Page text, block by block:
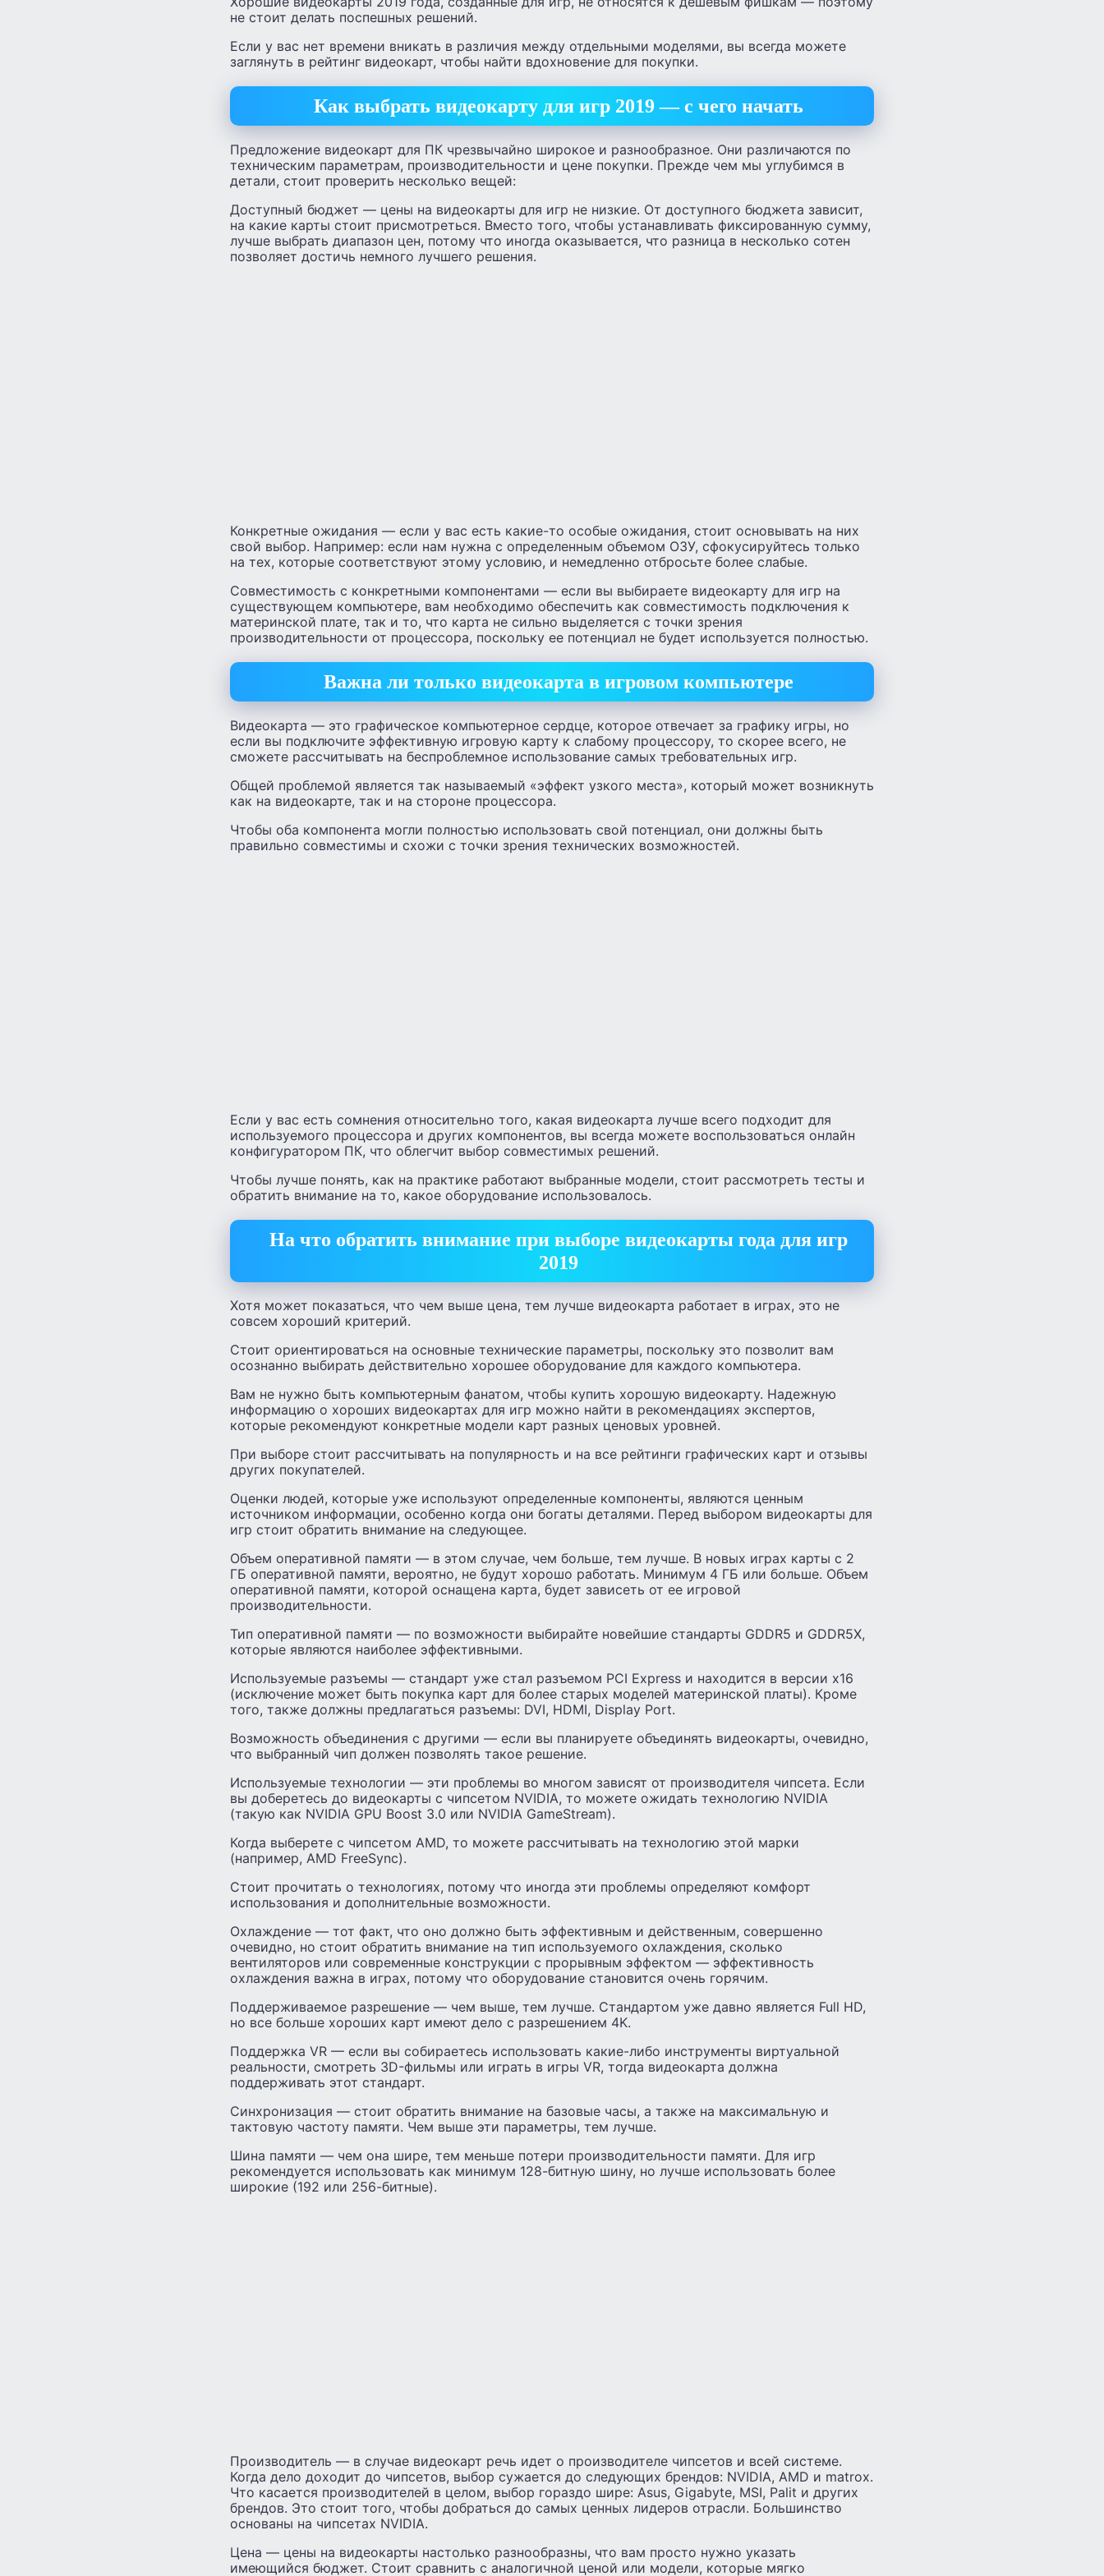
не стоит делать поспешных решений.
Если у вас нет времени вникать в различия между отдельными моделями, вы всегда можете
заглянуть в рейтинг видеокарт, чтобы найти вдохновение для покупки.
Как выбрать видеокарту для игр 2019 — с чего начать
Предложение видеокарт для ПК чрезвычайно широкое и разнообразное. Они различаются по
техническим параметрам, производительности и цене покупки. Прежде чем мы углубимся в
детали, стоит проверить несколько вещей:
Доступный бюджет — цены на видеокарты для игр не низкие. От доступного бюджета зависит,
на какие карты стоит присмотреться. Вместо того, чтобы устанавливать фиксированную сумму,
лучше выбрать диапазон цен, потому что иногда оказывается, что разница в несколько сотен
позволяет достичь немного лучшего решения.
Конкретные ожидания — если у вас есть какие-то особые ожидания, стоит основывать на них
свой выбор. Например: если нам нужна с определенным объемом ОЗУ, сфокусируйтесь только
на тех, которые соответствуют этому условию, и немедленно отбросьте более слабые.
Совместимость с конкретными компонентами — если вы выбираете видеокарту для игр на
существующем компьютере, вам необходимо обеспечить как совместимость подключения к
материнской плате, так и то, что карта не сильно выделяется с точки зрения
производительности от процессора, поскольку ее потенциал не будет используется полностью.
Важна ли только видеокарта в игровом компьютере
Видеокарта — это графическое компьютерное сердце, которое отвечает за графику игры, но
если вы подключите эффективную игровую карту к слабому процессору, то скорее всего, не
сможете рассчитывать на беспроблемное использование самых требовательных игр.
Общей проблемой является так называемый «эффект узкого места», который может возникнуть
как на видеокарте, так и на стороне процессора.
Чтобы оба компонента могли полностью использовать свой потенциал, они должны быть
правильно совместимы и схожи с точки зрения технических возможностей.
Если у вас есть сомнения относительно того, какая видеокарта лучше всего подходит для
используемого процессора и других компонентов, вы всегда можете воспользоваться онлайн
конфигуратором ПК, что облегчит выбор совместимых решений.
Чтобы лучше понять, как на практике работают выбранные модели, стоит рассмотреть тесты и
обратить внимание на то, какое оборудование использовалось.
На что обратить внимание при выборе видеокарты года для игр
2019
Хотя может показаться, что чем выше цена, тем лучше видеокарта работает в играх, это не
совсем хороший критерий.
Стоит ориентироваться на основные технические параметры, поскольку это позволит вам
осознанно выбирать действительно хорошее оборудование для каждого компьютера.
Вам не нужно быть компьютерным фанатом, чтобы купить хорошую видеокарту. Надежную
информацию о хороших видеокартах для игр можно найти в рекомендациях экспертов,
которые рекомендуют конкретные модели карт разных ценовых уровней.
При выборе стоит рассчитывать на популярность и на все рейтинги графических карт и отзывы
других покупателей.
Оценки людей, которые уже используют определенные компоненты, являются ценным
источником информации, особенно когда они богаты деталями. Перед выбором видеокарты для
игр стоит обратить внимание на следующее.
Объем оперативной памяти — в этом случае, чем больше, тем лучше. В новых играх карты с 2
ГБ оперативной памяти, вероятно, не будут хорошо работать. Минимум 4 ГБ или больше. Объем
оперативной памяти, которой оснащена карта, будет зависеть от ее игровой
производительности.
Тип оперативной памяти — по возможности выбирайте новейшие стандарты GDDR5 и GDDR5X,
которые являются наиболее эффективными.
Используемые разъемы — стандарт уже стал разъемом PCI Express и находится в версии x16
(исключение может быть покупка карт для более старых моделей материнской платы). Кроме
того, также должны предлагаться разъемы: DVI, HDMI, Display Port.
Возможность объединения с другими — если вы планируете объединять видеокарты, очевидно,
что выбранный чип должен позволять такое решение.
Используемые технологии — эти проблемы во многом зависят от производителя чипсета. Если
вы доберетесь до видеокарты с чипсетом NVIDIA, то можете ожидать технологию NVIDIA
(такую ​​как NVIDIA GPU Boost 3.0 или NVIDIA GameStream).
Когда выберете с чипсетом AMD, то можете рассчитывать на технологию этой марки
(например, AMD FreeSync).
Стоит прочитать о технологиях, потому что иногда эти проблемы определяют комфорт
использования и дополнительные возможности.
Охлаждение — тот факт, что оно должно быть эффективным и действенным, совершенно
очевидно, но стоит обратить внимание на тип используемого охлаждения, сколько
вентиляторов или современные конструкции с прорывным эффектом — эффективность
охлаждения важна в играх, потому что оборудование становится очень горячим.
Поддерживаемое разрешение — чем выше, тем лучше. Стандартом уже давно является Full HD,
но все больше хороших карт имеют дело с разрешением 4K.
Поддержка VR — если вы собираетесь использовать какие-либо инструменты виртуальной
реальности, смотреть 3D-фильмы или играть в игры VR, тогда видеокарта должна
поддерживать этот стандарт.
Синхронизация — стоит обратить внимание на базовые часы, а также на максимальную и
тактовую частоту памяти. Чем выше эти параметры, тем лучше.
Шина памяти — чем она шире, тем меньше потери производительности памяти. Для игр
рекомендуется использовать как минимум 128-битную шину, но лучше использовать более
широкие (192 или 256-битные).
Производитель — в случае видеокарт речь идет о производителе чипсетов и всей системе.
Когда дело доходит до чипсетов, выбор сужается до следующих брендов: NVIDIA, AMD и matrox.
Что касается производителей в целом, выбор гораздо шире: Asus, Gigabyte, MSI, Palit и других
брендов. Это стоит того, чтобы добраться до самых ценных лидеров отрасли. Большинство
основаны на чипсетах NVIDIA.
Цена — цены на видеокарты настолько разнообразны, что вам просто нужно указать
имеющийся бюджет. Стоит сравнить с аналогичной ценой или модели, которые мягко